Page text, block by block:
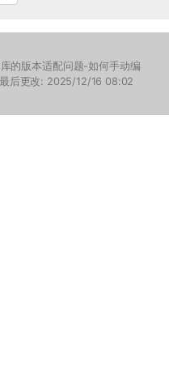
的版本适配问题-如何手动编
最后更改: 2025/12/16 08:02